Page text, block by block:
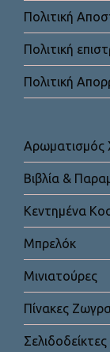
Πολιτική
Πολιτική
Πολιτική
Αρωματισμός
Βιβλία &
Κεντημένα
Μπρελόκ
Μινιατούρες
Πίνακες